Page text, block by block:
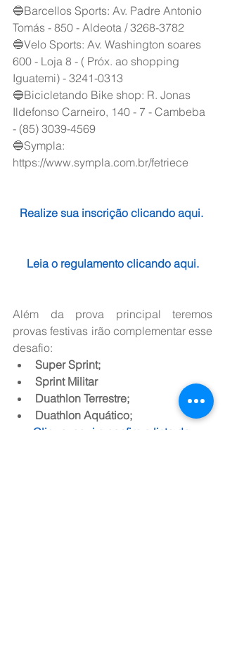
🔵Barcellos Sports: Av. Padre Antonio
Tomás - 850 - Aldeota / 3268-3782
🔵Velo Sports: Av. Washington soares
600 - Loja 8 - ( Próx. ao shopping
Iguatemi) - 3241-0313
🔵Bicicletando Bike shop: R. Jonas
Ildefonso Carneiro, 140 - 7 - Cambeba
- (85) 3039-4569
🔵Sympla:
https://www.sympla.com.br/fetriece
Realize sua inscrição clicando aqui.
Leia o regulamento clicando aqui.
Além da prova principal teremos
provas festivas irão complementar esse
desafio:
Super Sprint;
Sprint Militar
Duathlon Terrestre;
Duathlon Aquático;
Clique  aqui e confira a lista de